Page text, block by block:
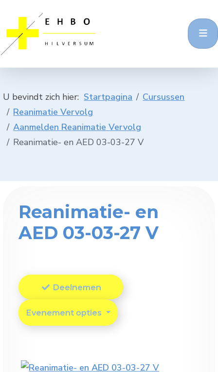
U bevindt zich hier: Startpagina
Cursussen
Reanimatie Vervolg
Aanmelden Reanimatie Vervolg
Reanimatie- en AED 03-03-27 V
Reanimatie- en
AED 03-03-27 V
Deelnemen
Evenement opties